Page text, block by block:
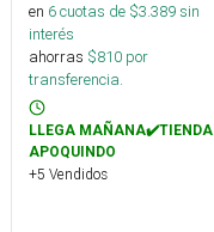
en 6cuotas de $3.389sin
interés
ahorras $810 por
transferencia.
LLEGA MAÑANA✔️TIENDA
APOQUINDO
+5 Vendidos